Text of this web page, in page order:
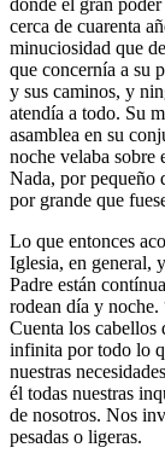
cerca de cuarenta
minuciosidad que
que concernía a su
y sus caminos, y
atendía a todo. Su
asamblea en su
noche velaba sobre
Nada, por pequeño
por grande que
Lo que entonces
Iglesia, en general,
Padre están
rodean día y noche.
Cuenta los cabellos
infinita por todo lo
nuestras
él todas nuestras
de nosotros. Nos
pesadas o ligeras.